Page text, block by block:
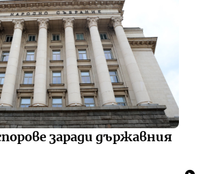
заради държавния